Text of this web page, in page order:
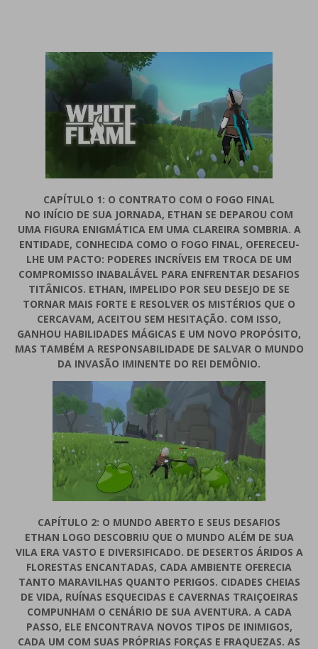
CAPÍTULO 1: O CONTRATO COM O FOGO FINAL
NO INÍCIO DE SUA JORNADA, ETHAN SE DEPAROU COM
UMA FIGURA ENIGMÁTICA EM UMA CLAREIRA SOMBRIA. A
ENTIDADE, CONHECIDA COMO O FOGO FINAL, OFERECEU-
LHE UM PACTO: PODERES INCRÍVEIS EM TROCA DE UM
COMPROMISSO INABALÁVEL PARA ENFRENTAR DESAFIOS
TITÂNICOS. ETHAN, IMPELIDO POR SEU DESEJO DE SE
TORNAR MAIS FORTE E RESOLVER OS MISTÉRIOS QUE O
CERCAVAM, ACEITOU SEM HESITAÇÃO. COM ISSO,
GANHOU HABILIDADES MÁGICAS E UM NOVO PROPÓSITO,
MAS TAMBÉM A RESPONSABILIDADE DE SALVAR O MUNDO
DA INVASÃO IMINENTE DO REI DEMÔNIO.
CAPÍTULO 2: O MUNDO ABERTO E SEUS DESAFIOS
ETHAN LOGO DESCOBRIU QUE O MUNDO ALÉM DE SUA
VILA ERA VASTO E DIVERSIFICADO. DE DESERTOS ÁRIDOS A
FLORESTAS ENCANTADAS, CADA AMBIENTE OFERECIA
TANTO MARAVILHAS QUANTO PERIGOS. CIDADES CHEIAS
DE VIDA, RUÍNAS ESQUECIDAS E CAVERNAS TRAIÇOEIRAS
COMPUNHAM O CENÁRIO DE SUA AVENTURA. A CADA
PASSO, ELE ENCONTRAVA NOVOS TIPOS DE INIMIGOS,
CADA UM COM SUAS PRÓPRIAS FORÇAS E FRAQUEZAS. AS